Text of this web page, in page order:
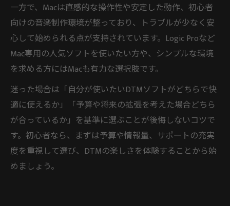
一方で、Macは直感的な操作性や安定した動作、初心者
向けの音楽制作環境が整っており、トラブルが少なく安
心して始められる点が支持されています。Logic Proなど
Mac専用の人気ソフトを使いたい方や、シンプルな環境
を求める方にはMacも有力な選択肢です。
迷った場合は「自分が使いたいDTMソフトがどちらで快
適に使えるか」「予算や将来の拡張を考えた場合どちら
が合っているか」を基準に選ぶことが後悔しないコツで
す。初心者なら、まずは予算や情報量、サポートの充実
度を重視して選び、DTMの楽しさを体験することから始
めましょう。